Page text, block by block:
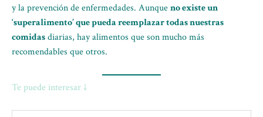
y la prevención de enfermedades. Aunqueno existe un
‘superalimento’ que pueda reemplazar todas nuestras
comidasdiarias, hay alimentos que son mucho más
recomendables que otros.
Te puede interesar ↓